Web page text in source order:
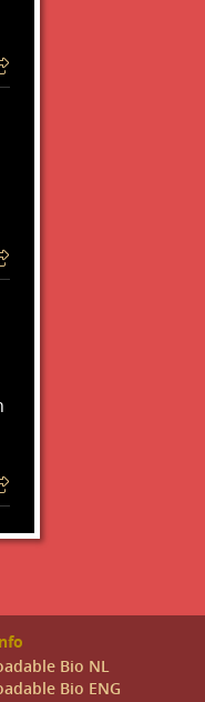
Bio NL
Bio ENG